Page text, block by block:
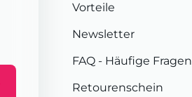
Vorteile
Newsletter
FAQ - Häufige Fragen
Retourenschein